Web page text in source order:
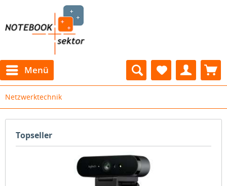
Menü
Netzwerktechnik
Topseller